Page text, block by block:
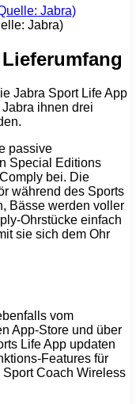
Jabra)
Jabra Sport Life App
ihnen drei
passive
Special Editions
bei. Die
während des Sports
Bässe werden voller
Ohrstücke einfach
sie sich dem Ohr
vom
App-Store und über
Life App updaten
Features für
Coach Wireless